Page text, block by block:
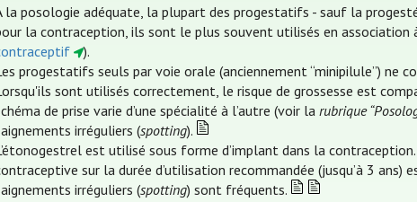
la posologie adéquate, la plupart des progestatifs - sauf la
la contraception, ils sont le plus souvent utilisés en association
).
progestatifs seuls par voie orale (anciennement “minipilule”) ne
sont utilisés correctement, le risque de grossesse est
de prise varie d’une spécialité à l’autre (voir larubrique
irréguliers (spotting).
est utilisé sous forme d’implant dans la
sur la durée d’utilisation recommandée (jusqu’à 3
irréguliers (spotting) sont fréquents.